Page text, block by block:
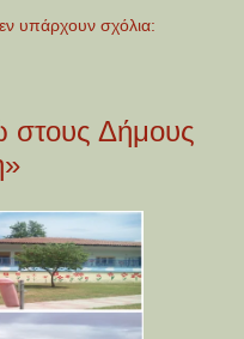
υπάρχουν σχόλια:
Δήμους